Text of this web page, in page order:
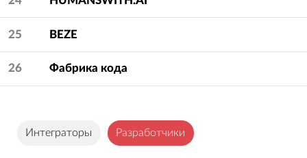
25 BEZE
26 Фабрика кода
Интеграторы Разработчики